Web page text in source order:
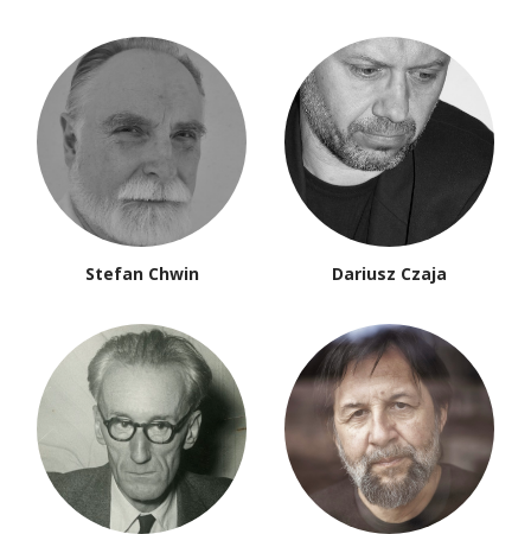
Stefan Chwin Dariusz Czaja